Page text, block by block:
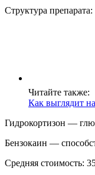
Структура
Читайте также:
Как выглядит
Гидрокортизон —
Бензокаин —
Средняя стоимость: